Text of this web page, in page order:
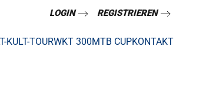
LOGIN REGISTRIEREN
KULT-TOURWKT 300MTB CUPKONTAKT